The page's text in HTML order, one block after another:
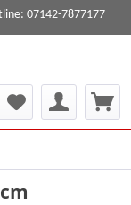
07142-7877177